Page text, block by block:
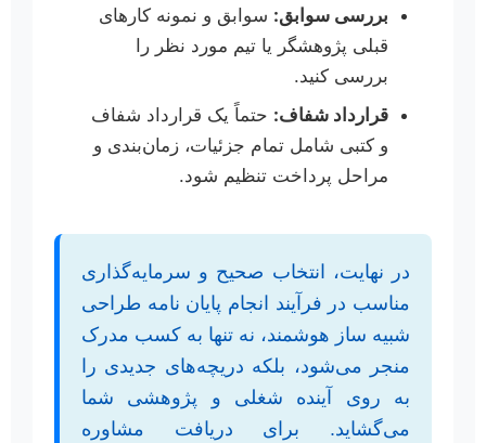
بررسی سوابق: سوابق و نمونه کارهای
قبلی پژوهشگر یا تیم مورد نظر را
بررسی کنید.
قرارداد شفاف: حتماً یک قرارداد شفاف
و کتبی شامل تمام جزئیات، زمان‌بندی و
مراحل پرداخت تنظیم شود.
در نهایت، انتخاب صحیح و سرمایه‌گذاری
مناسب در فرآیند انجام پایان نامه طراحی
شبیه ساز هوشمند، نه تنها به کسب مدرک
منجر می‌شود، بلکه دریچه‌های جدیدی را
به روی آینده شغلی و پژوهشی شما
می‌گشاید. برای دریافت مشاوره